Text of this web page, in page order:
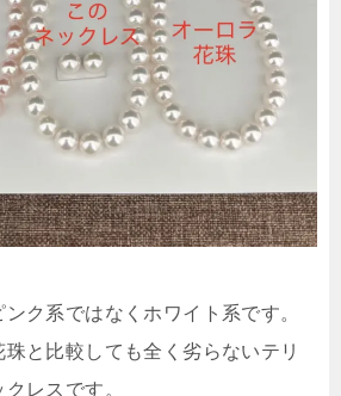
ク系ではなくホワイト系です。
と比較しても全く劣らないテリ
レスです。